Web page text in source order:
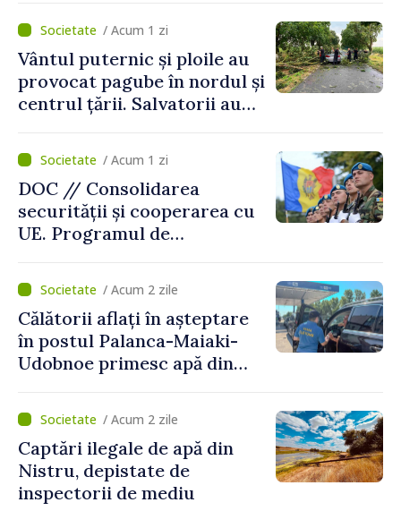
mecanisme care să-i
protejeze”/ Acum 1 zi
Vântul puternic și ploile au
provocat pagube în nordul și
centrul țării. Salvatorii au
/ Acum 1 zi
DOC // Consolidarea
securității și cooperarea cu
UE. Programul de
Naționale de Apărare pentru
perioada 2024–2034,
publicat în Monitorul Oficial
/ Acum 2 zile
Călătorii aflați în așteptare
în postul Palanca-Maiaki-
Udobnoe primesc apă din
și a polițiștilor de frontieră
/ Acum 2 zile
Captări ilegale de apă din
Nistru, depistate de
inspectorii de mediu